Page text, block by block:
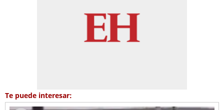
Te puede interesar: